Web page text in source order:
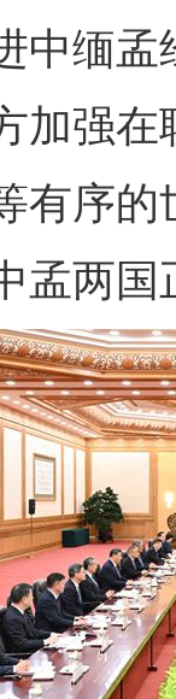
中缅
加强
有序
孟两